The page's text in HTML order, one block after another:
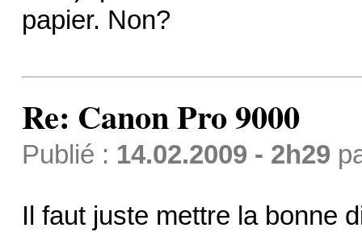
papier. Non?
Re: Canon Pro 9000
Publié : 14.02.2009 - 2h29
Il faut juste mettre la bonne